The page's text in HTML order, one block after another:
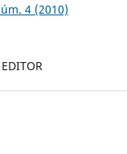
4 (2010)